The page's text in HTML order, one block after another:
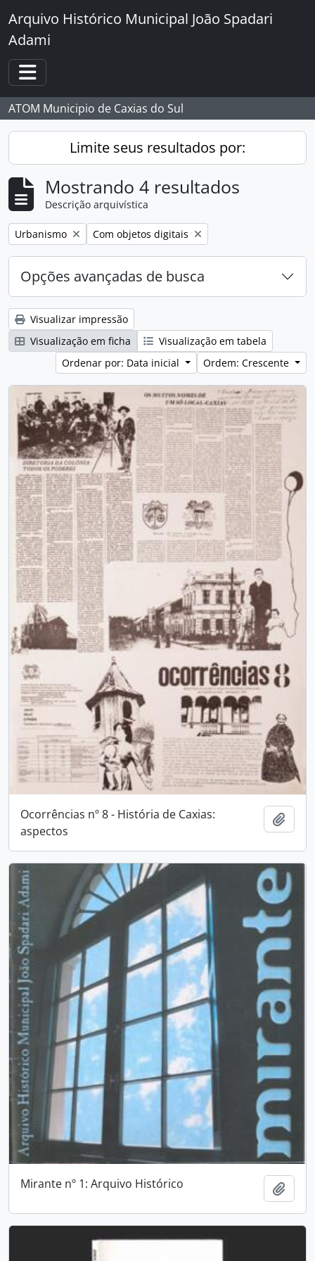
Skip to main content
Arquivo Histórico Municipal João Spadari
Adami
Toggle navigation
ATOM Municipio de Caxias do Sul
Limite seus resultados por:
Mostrando 4 resultados
Descrição arquivística
Remover filtro:
Urbanismo Remover filtro:
Com objetos digitais
Opções avançadas de busca
Visualizar impressão
Visualização em ficha
Visualização em tabela
Ordenar por: Data inicial
Ordem: Crescente
Ocorrências nº 8 - História de Caxias:
aspectos
Mirante nº 1: Arquivo Histórico